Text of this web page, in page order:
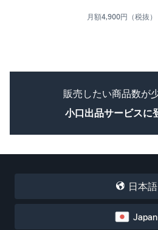
月額4,900円（税抜
販売したい商品数が
小口出品サービスに
日本語
Japan